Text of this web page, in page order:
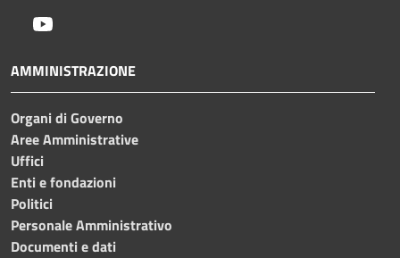
AMMINISTRAZIONE
Organi di Governo
Aree Amministrative
Uffici
Enti e fondazioni
Politici
Personale Amministrativo
Documenti e dati